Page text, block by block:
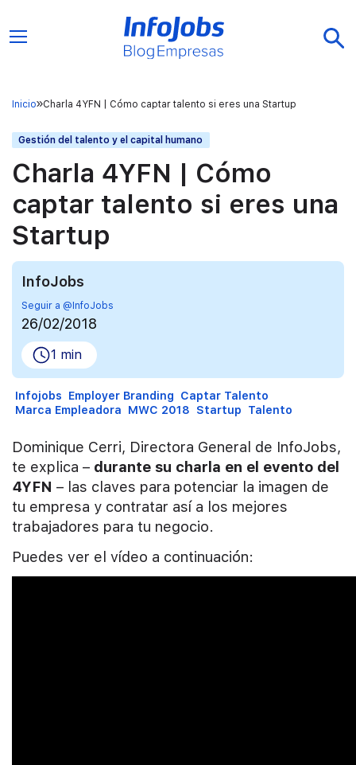
Inicio Charla 4YFN | Cómo captar talento si eres una Startup
Gestión del talento y el capital humano
Charla 4YFN | Cómo
captar talento si eres una
Startup
InfoJobs
Seguir a @InfoJobs
26/02/2018
1 min
Infojobs Employer Branding Captar Talento
Marca Empleadora MWC 2018 Startup Talento
Dominique Cerri, Directora General de InfoJobs,
te explica – durante su charla en el evento del
4YFN – las claves para potenciar la imagen de
tu empresa y contratar así a los mejores
trabajadores para tu negocio.
Puedes ver el vídeo a continuación: